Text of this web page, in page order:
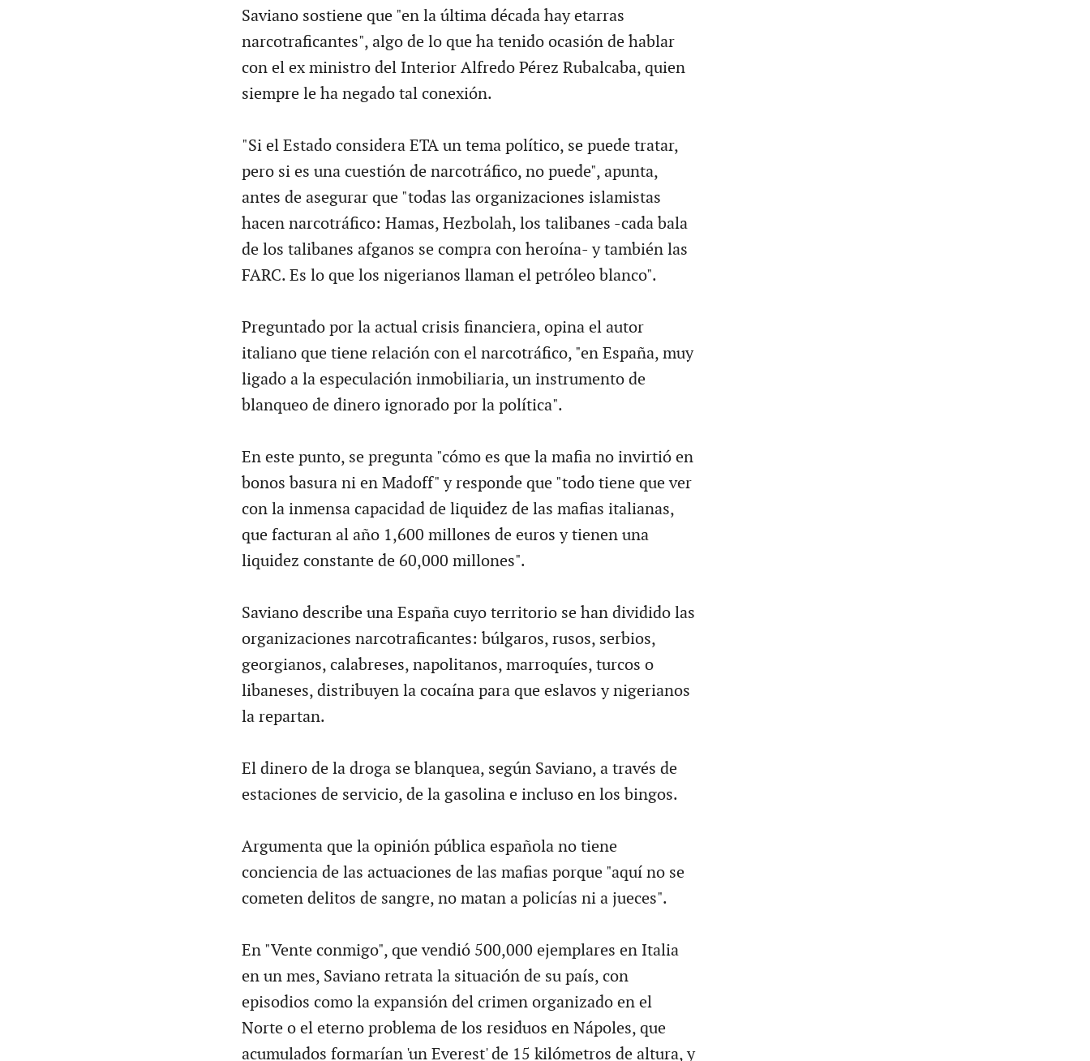
Saviano sostiene que "en la última década hay etarras
narcotraficantes", algo de lo que ha tenido ocasión de hablar
con el ex ministro del Interior Alfredo Pérez Rubalcaba, quien
siempre le ha negado tal conexión.
"Si el Estado considera ETA un tema político, se puede tratar,
pero si es una cuestión de narcotráfico, no puede", apunta,
antes de asegurar que "todas las organizaciones islamistas
hacen narcotráfico: Hamas, Hezbolah, los talibanes -cada bala
de los talibanes afganos se compra con heroína- y también las
FARC. Es lo que los nigerianos llaman el petróleo blanco".
Preguntado por la actual crisis financiera, opina el autor
italiano que tiene relación con el narcotráfico, "en España, muy
ligado a la especulación inmobiliaria, un instrumento de
blanqueo de dinero ignorado por la política".
En este punto, se pregunta "cómo es que la mafia no invirtió en
bonos basura ni en Madoff" y responde que "todo tiene que ver
con la inmensa capacidad de liquidez de las mafias italianas,
que facturan al año 1,600 millones de euros y tienen una
liquidez constante de 60,000 millones".
Saviano describe una España cuyo territorio se han dividido las
organizaciones narcotraficantes: búlgaros, rusos, serbios,
georgianos, calabreses, napolitanos, marroquíes, turcos o
libaneses, distribuyen la cocaína para que eslavos y nigerianos
la repartan.
El dinero de la droga se blanquea, según Saviano, a través de
estaciones de servicio, de la gasolina e incluso en los bingos.
Argumenta que la opinión pública española no tiene
conciencia de las actuaciones de las mafias porque "aquí no se
cometen delitos de sangre, no matan a policías ni a jueces".
En "Vente conmigo", que vendió 500,000 ejemplares en Italia
en un mes, Saviano retrata la situación de su país, con
episodios como la expansión del crimen organizado en el
Norte o el eterno problema de los residuos en Nápoles, que
acumulados formarían 'un Everest' de 15 kilómetros de altura, y